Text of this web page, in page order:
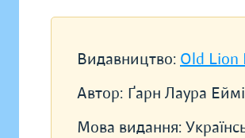
Видавництво: Old Lion
Автор: Ґарн Лаура Еймі
Мова видання: